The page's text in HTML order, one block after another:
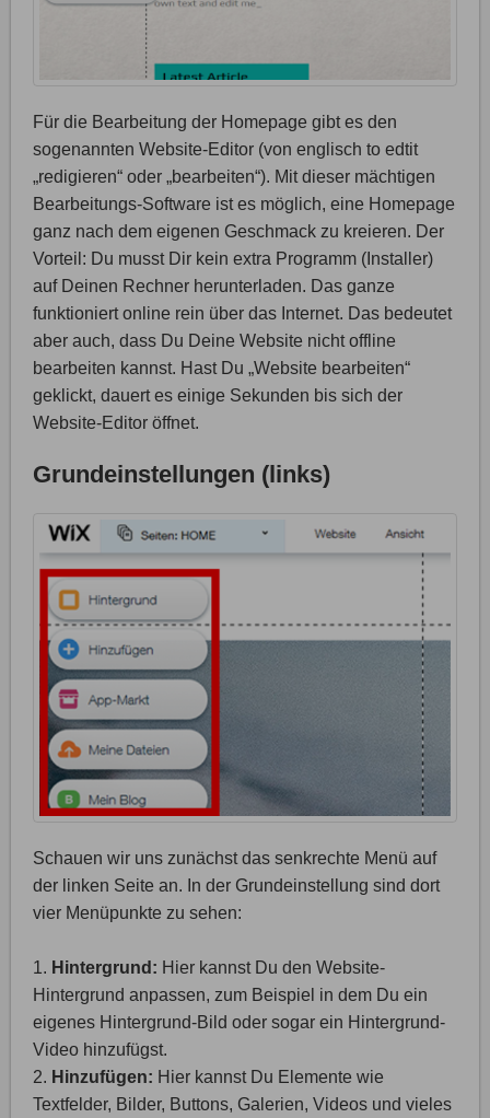
Für die Bearbeitung der Homepage gibt es den
sogenannten Website-Editor (von englisch to edtit
„redigieren“ oder „bearbeiten“). Mit dieser mächtigen
Bearbeitungs-Software ist es möglich, eine Homepage
ganz nach dem eigenen Geschmack zu kreieren. Der
Vorteil: Du musst Dir kein extra Programm (Installer)
auf Deinen Rechner herunterladen. Das ganze
funktioniert online rein über das Internet. Das bedeutet
aber auch, dass Du Deine Website nicht offline
bearbeiten kannst. Hast Du „Website bearbeiten“
geklickt, dauert es einige Sekunden bis sich der
Website-Editor öffnet.
Grundeinstellungen (links)
Schauen wir uns zunächst das senkrechte Menü auf
der linken Seite an. In der Grundeinstellung sind dort
vier Menüpunkte zu sehen:
1. Hintergrund: Hier kannst Du den Website-
Hintergrund anpassen, zum Beispiel in dem Du ein
eigenes Hintergrund-Bild oder sogar ein Hintergrund-
Video hinzufügst.
2. Hinzufügen: Hier kannst Du Elemente wie
Textfelder, Bilder, Buttons, Galerien, Videos und vieles